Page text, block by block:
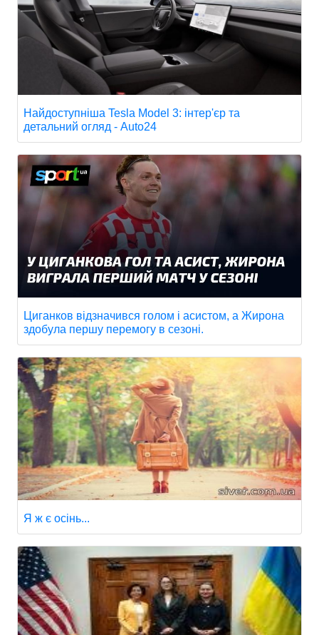
Найдоступніша Tesla Model 3: інтер'єр та
детальний огляд - Auto24
Циганков відзначився голом і асистом, а Жирона
здобула першу перемогу в сезоні.
Я ж є осінь...